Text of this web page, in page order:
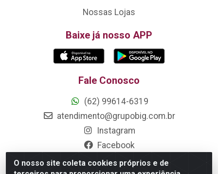
O nosso site coleta cookies próprios e de
Nossas Lojas
Baixe já nosso APP
Fale Conosco
(62) 99614-6319
atendimento@grupobig.com.br
Instagram
Facebook
Formas de Pagamento